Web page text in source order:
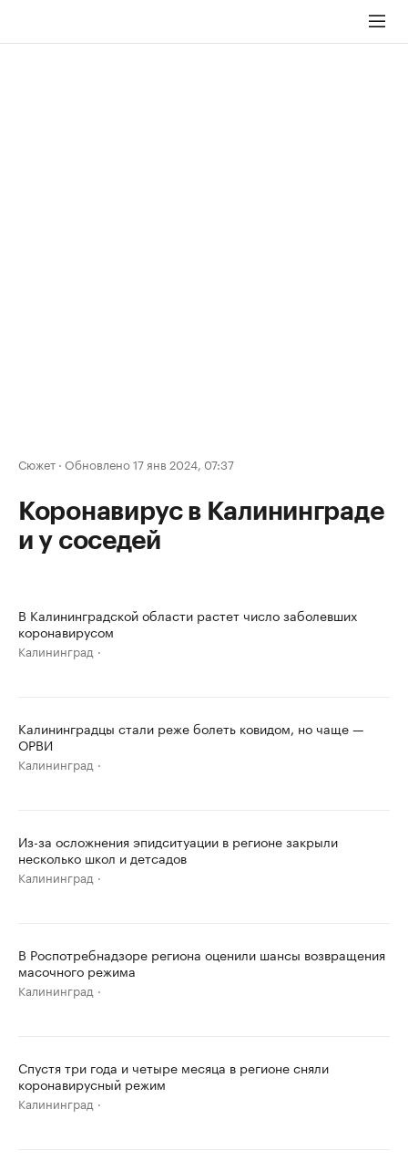
Сюжет · Обновлено 17 янв 2024, 07:37
Коронавирус в Калининграде
и у соседей
В Калининградской области растет число заболевших
коронавирусом
Калининград
Калининградцы стали реже болеть ковидом, но чаще —
ОРВИ
Калининград
Из-за осложнения эпидситуации в регионе закрыли
несколько школ и детсадов
Калининград
В Роспотребнадзоре региона оценили шансы возвращения
масочного режима
Калининград
Спустя три года и четыре месяца в регионе сняли
коронавирусный режим
Калининград